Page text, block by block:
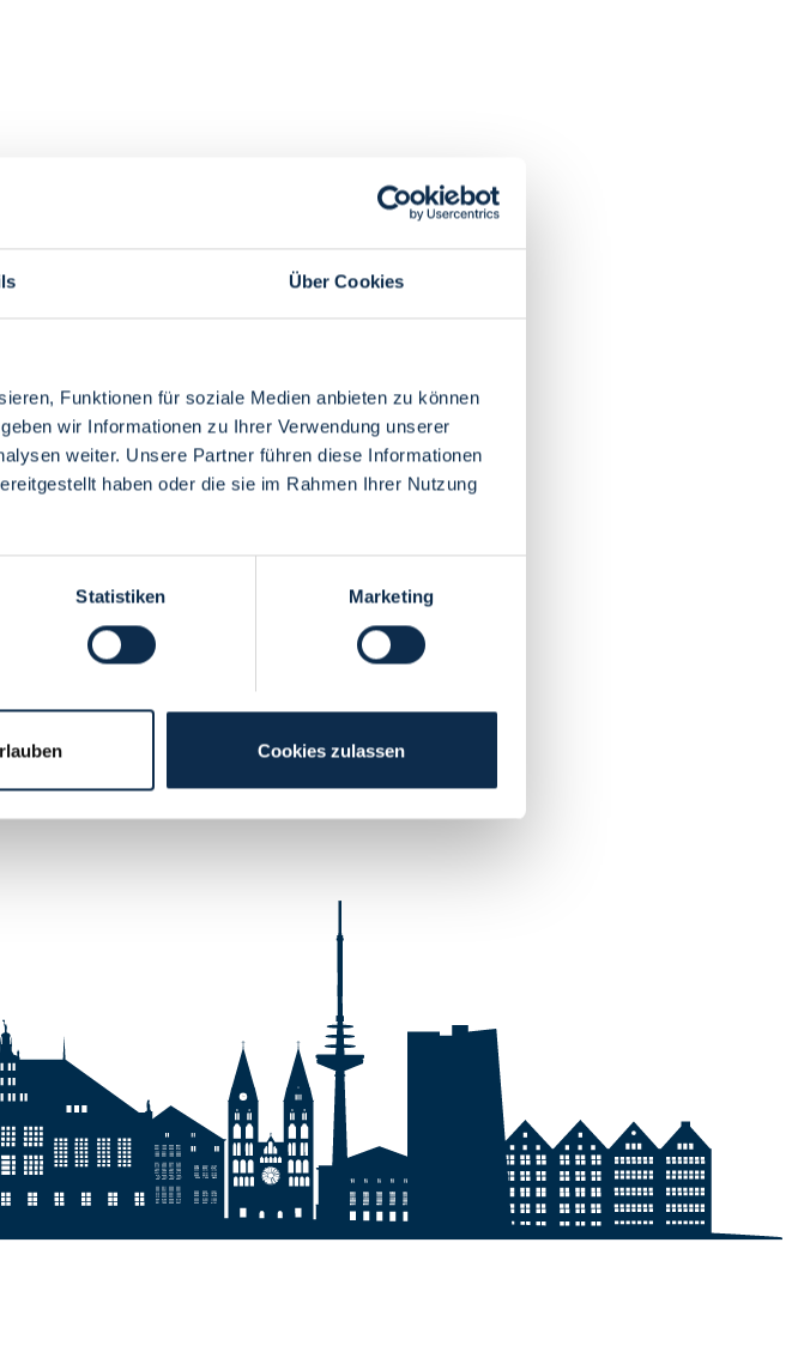
Über Cookies
Funktionen für soziale Medien anbieten zu können
wir Informationen zu Ihrer Verwendung unserer
weiter. Unsere Partner führen diese Informationen
haben oder die sie im Rahmen Ihrer Nutzung
Statistiken Marketing
Cookies zulassen